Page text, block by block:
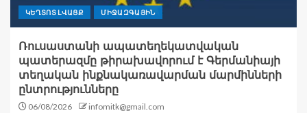
ԿԵՂՏՈՏ ԼՎԱՑՔ ՄԻՋԱԶԳԱՅԻՆ
Ռուսաստանի ապատեղեկատվական
պատերազմը թիրախավորում է Գերմանիայի
տեղական ինքնակառավարման մարմինների
ընտրությունները
06/08/2026 infomitk@gmail.com